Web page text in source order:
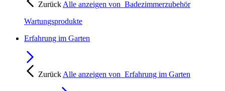
Zurück Alle anzeigen von Badezimmerzubehör
Wartungsprodukte
Erfahrung im Garten
Zurück Alle anzeigen von Erfahrung im Garten